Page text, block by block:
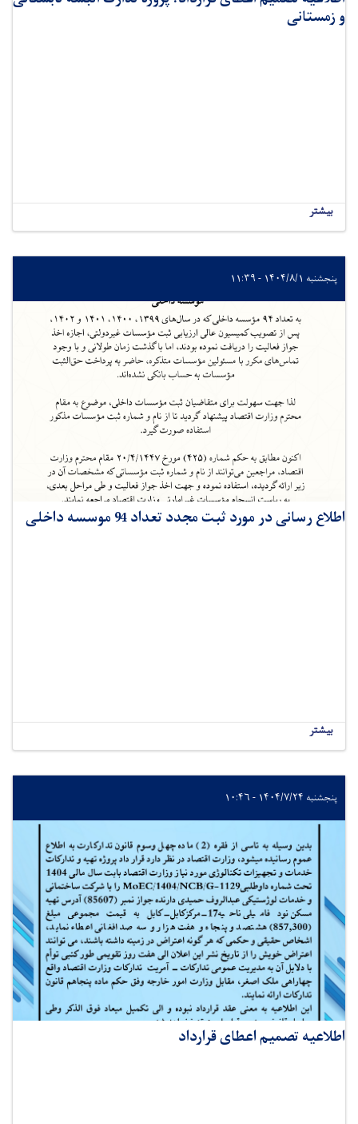
و زمستانی
بیشتر
پنجشنبه ۱۴۰۴/۸/۱ - ۱۱:۳۹
اطلاع رسانی در مورد ثبت مجدد تعداد 94 موسسه داخلی
بیشتر
پنجشنبه ۱۴۰۴/۷/۲۴ - ۱۰:۴۶
اطلاعیه تصمیم اعطای قرارداد